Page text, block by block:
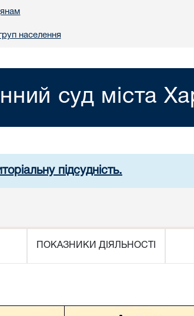
населення
суд міста
підсудність.
ПОКАЗНИКИ ДІЯЛЬНОСТІ